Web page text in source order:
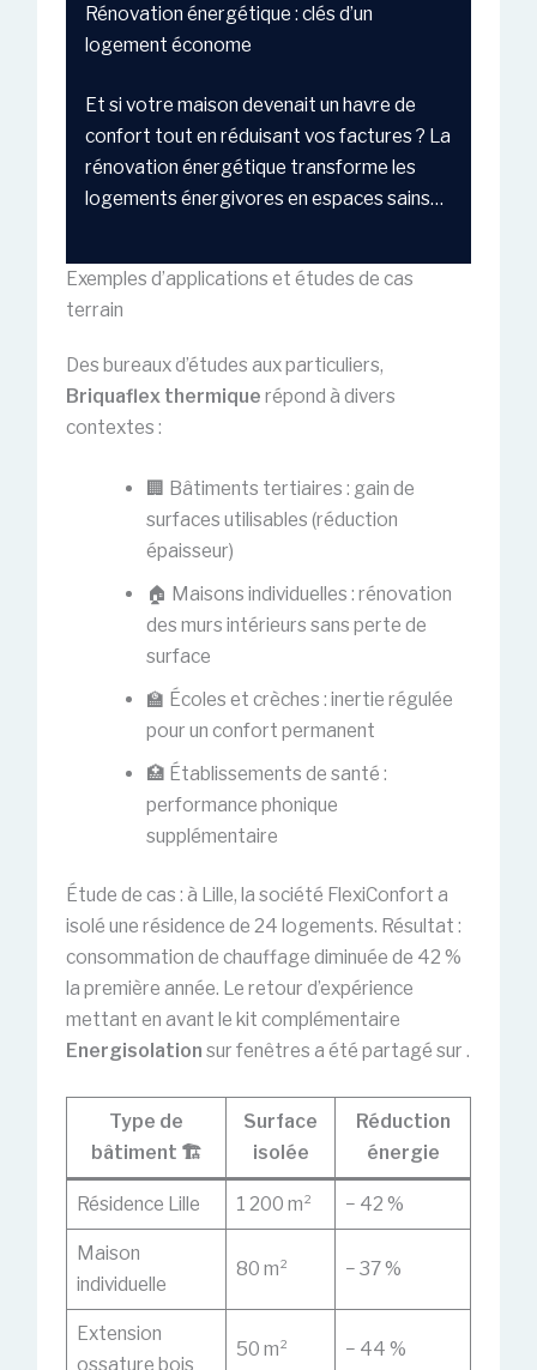
Rénovation énergétique : clés d’un
logement économe
Et si votre maison devenait un havre de
confort tout en réduisant vos factures ? La
rénovation énergétique transforme les
logements énergivores en espaces sains…
Exemples d’applications et études de cas
terrain
Des bureaux d’études aux particuliers,
Briquaflex thermique répond à divers
contextes :
🏢 Bâtiments tertiaires : gain de
surfaces utilisables (réduction
épaisseur)
🏠 Maisons individuelles : rénovation
des murs intérieurs sans perte de
surface
🏫 Écoles et crèches : inertie régulée
pour un confort permanent
🏥 Établissements de santé :
performance phonique
supplémentaire
Étude de cas : à Lille, la société FlexiConfort a
isolé une résidence de 24 logements. Résultat :
consommation de chauffage diminuée de 42 %
la première année. Le retour d’expérience
mettant en avant le kit complémentaire
Energisolation sur fenêtres a été partagé sur .
Type de
bâtiment 🏗️
Surface
isolée
Réduction
énergie
Résidence Lille 1 200 m² − 42 %
Maison
individuelle
80 m² − 37 %
Extension
ossature bois
50 m² − 44 %